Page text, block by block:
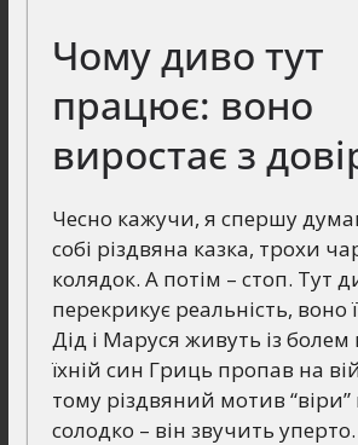
Чому диво тут
працює: воно
виростає з
Чесно кажучи, я спершу
собі різдвяна казка, трохи
колядок. А потім – стоп. Тут
перекрикує реальність, воно
Дід і Маруся живуть із болем
їхній син Гриць пропав на
тому різдвяний мотив “віри”
солодко – він звучить уперто.